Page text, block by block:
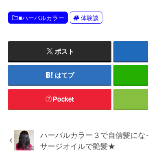
■ハーバルカラー 体験談
ポスト
はてブ
Pocket
ハーバルカラー３で自信髪に
サージオイルで艶髪★